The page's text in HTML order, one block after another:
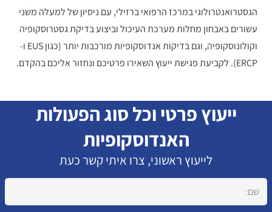
הגסטרואנטרולוגי במרכז הרפואי ברזילי, עם ניסיון של למעלה משני
עשורים באבחון מחלות מערכת העיכול וביצוע בדיקת גסטרוסקופיה
וקולונוסקופיה, וגם בדיקות אנדוסקופיות מורכבות יותר (כגון EUS ו-
ERCP). לקביעת פגישת ייעוץ השאירו פרטיכם ונחזור אליכם בהקדם.
ייעוץ פרטי וכל סוג הפעולות
האנדוסקופיות
לייעוץ ראשוני, צרו איתי קשר כעת